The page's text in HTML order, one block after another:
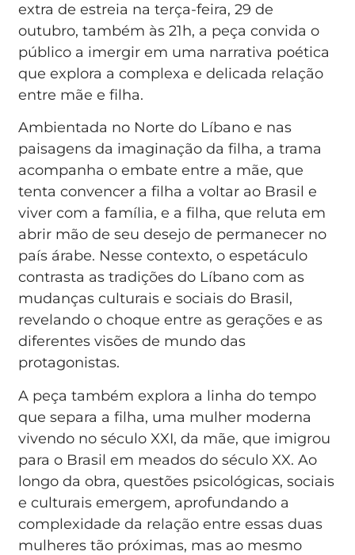
extra de estreia na terça-feira, 29 de
outubro, também às 21h, a peça convida o
público a imergir em uma narrativa poética
que explora a complexa e delicada relação
entre mãe e filha.
Ambientada no Norte do Líbano e nas
paisagens da imaginação da filha, a trama
acompanha o embate entre a mãe, que
tenta convencer a filha a voltar ao Brasil e
viver com a família, e a filha, que reluta em
abrir mão de seu desejo de permanecer no
país árabe. Nesse contexto, o espetáculo
contrasta as tradições do Líbano com as
mudanças culturais e sociais do Brasil,
revelando o choque entre as gerações e as
diferentes visões de mundo das
protagonistas.
A peça também explora a linha do tempo
que separa a filha, uma mulher moderna
vivendo no século XXI, da mãe, que imigrou
para o Brasil em meados do século XX. Ao
longo da obra, questões psicológicas, sociais
e culturais emergem, aprofundando a
complexidade da relação entre essas duas
mulheres tão próximas, mas ao mesmo